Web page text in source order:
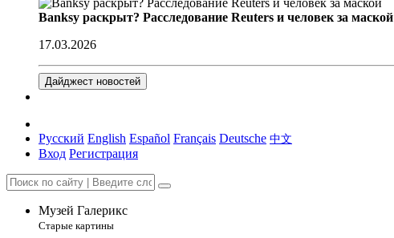
Banksy раскрыт? Расследование Reuters и человек за маской
17.03.2026
Дайджест новостей
Русский English Español Français Deutsche 中文
Вход Регистрация
Музей Галерикс
Старые картины